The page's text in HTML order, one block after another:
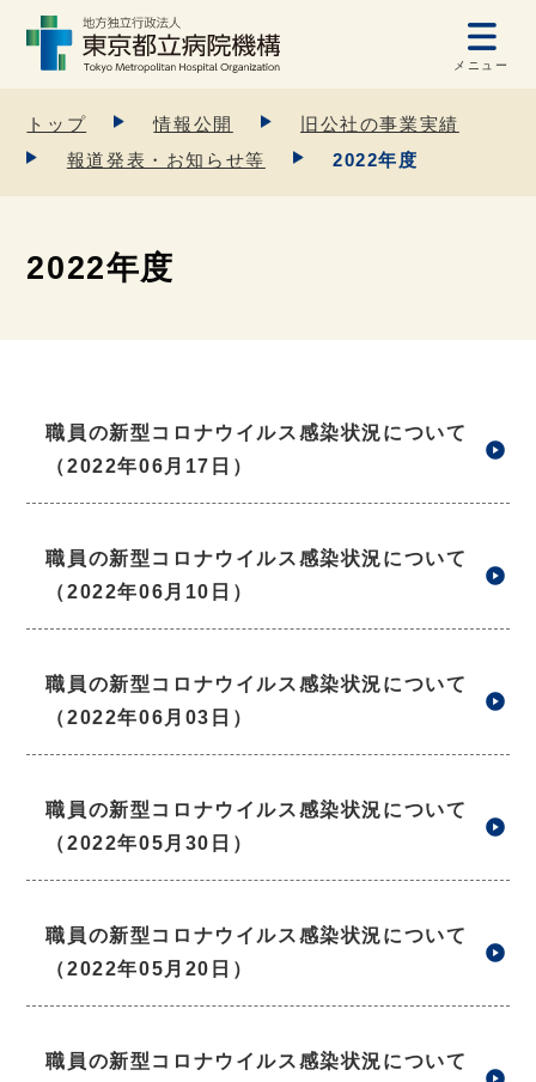
メニュー
トップ 情報公開
旧公社の事業実績
報道発表・お知らせ等
2022年度
2022年度
職員の新型コロナウイルス感染状況について
（2022年06月17日）
職員の新型コロナウイルス感染状況について
（2022年06月10日）
職員の新型コロナウイルス感染状況について
（2022年06月03日）
職員の新型コロナウイルス感染状況について
（2022年05月30日）
職員の新型コロナウイルス感染状況について
（2022年05月20日）
職員の新型コロナウイルス感染状況について